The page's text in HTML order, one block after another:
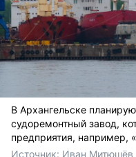
В Архангельске
судоремонтный завод,
предприятия, например,
Источник: Иван Митюшёв